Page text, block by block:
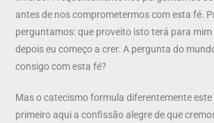
antes de nos comprometermos com esta fé.
perguntamos: que proveito isto terá para mim
depois eu começo a crer. A pergunta do
consigo com esta fé?
Mas o catecismo formula diferentemente
primeiro aqui a confissão alegre de que